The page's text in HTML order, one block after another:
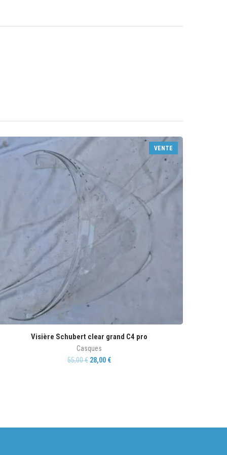
VENTE
Visière Schubert clear grand C4 pro
Casques
55,00€ 28,00 €